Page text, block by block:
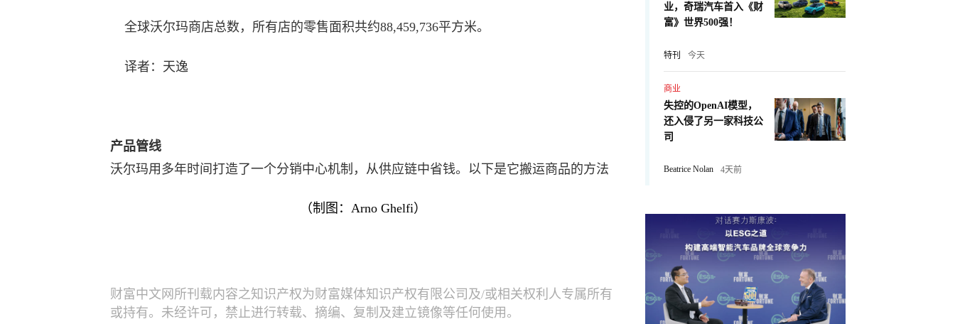
全球沃尔玛商店总数，所有店的零售面积共约88,459,736平方米。
译者：天逸
产品管线
沃尔玛用多年时间打造了一个分销中心机制，从供应链中省钱。以下是它搬运商品的方法
（制图：Arno Ghelfi）
财富中文网所刊载内容之知识产权为财富媒体知识产权有限公司及/或相关权利人专属所有
或持有。未经许可，禁止进行转载、摘编、复制及建立镜像等任何使用。
业，奇瑞汽车首入《财
富》世界500强！
特刊 今天
商业
失控的OpenAI模型，
还入侵了另一家科技公
司
Beatrice Nolan 4天前